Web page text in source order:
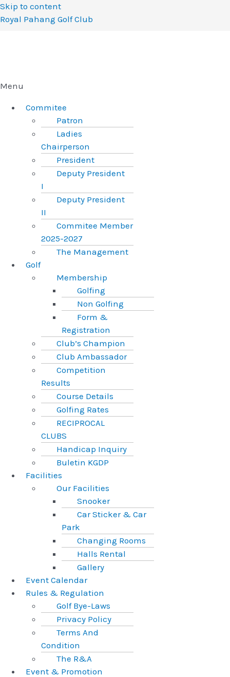
Skip to content
Royal Pahang Golf Club
Menu
Commitee
Patron
Ladies
Chairperson
President
Deputy President
I
Deputy President
II
Commitee Member
2025-2027
The Management
Golf
Membership
Golfing
Non Golfing
Form &
Registration
Club’s Champion
Club Ambassador
Competition
Results
Course Details
Golfing Rates
RECIPROCAL
CLUBS
Handicap Inquiry
Buletin KGDP
Facilities
Our Facilities
Snooker
Car Sticker & Car
Park
Changing Rooms
Halls Rental
Gallery
Event Calendar
Rules & Regulation
Golf Bye-Laws
Privacy Policy
Terms And
Condition
The R&A
Event & Promotion